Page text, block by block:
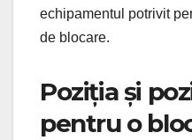
echipamentul potrivit
de blocare.
Poziția și
pentru o